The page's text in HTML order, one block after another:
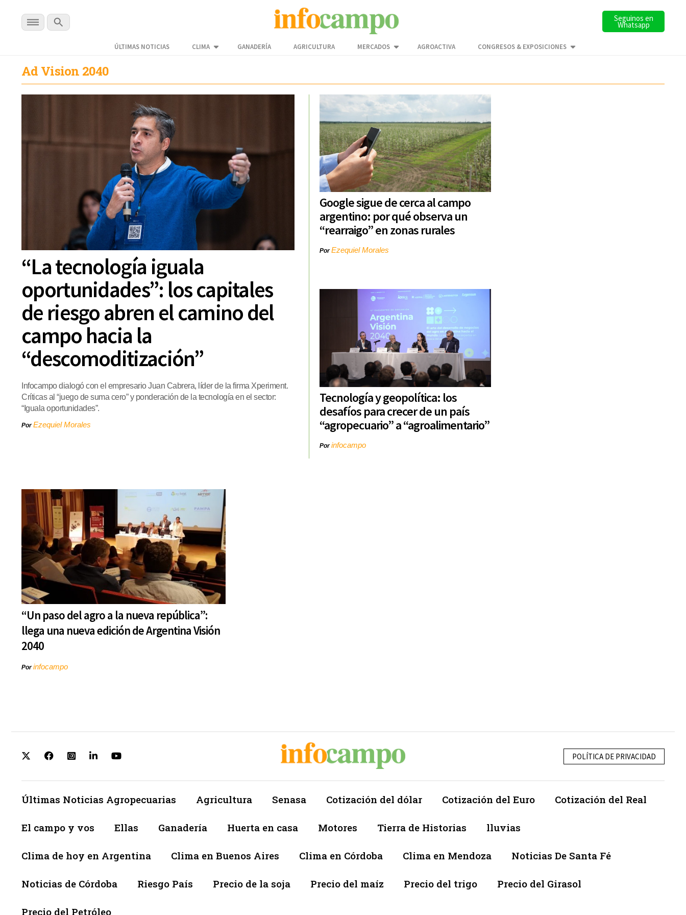
Seguinos en
Whatsapp
ÚLTIMAS NOTICIAS CLIMA GANADERÍA AGRICULTURA MERCADOS AGROACTIVA CONGRESOS & EXPOSICIONES
Ad Vision 2040
“La tecnología iguala
oportunidades”: los capitales
de riesgo abren el camino del
campo hacia la
“descomoditización”
Infocampo dialogó con el empresario Juan Cabrera, líder de la firma Xperiment.
Críticas al “juego de suma cero” y ponderación de la tecnología en el sector:
“Iguala oportunidades”.
PorEzequiel Morales
Google sigue de cerca al campo
argentino: por qué observa un
“rearraigo” en zonas rurales
PorEzequiel Morales
Tecnología y geopolítica: los
desafíos para crecer de un país
“agropecuario” a “agroalimentario”
Porinfocampo
“Un paso del agro a la nueva república”:
llega una nueva edición de Argentina Visión
2040
Porinfocampo
POLÍTICA DE PRIVACIDAD
Últimas Noticias Agropecuarias Agricultura Senasa Cotización del dólar Cotización del Euro Cotización del Real
El campo y vos Ellas Ganadería Huerta en casa Motores Tierra de Historias lluvias
Clima de hoy en Argentina Clima en Buenos Aires Clima en Córdoba Clima en Mendoza Noticias De Santa Fé
Noticias de Córdoba Riesgo País Precio de la soja Precio del maíz Precio del trigo Precio del Girasol
Precio del Petróleo